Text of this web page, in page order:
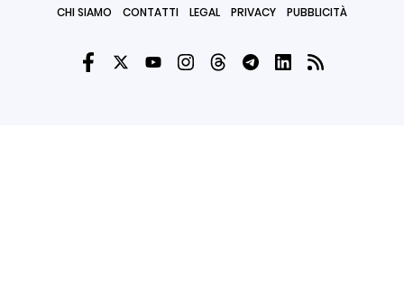
CHI SIAMO CONTATTI LEGAL PRIVACY PUBBLICITÀ